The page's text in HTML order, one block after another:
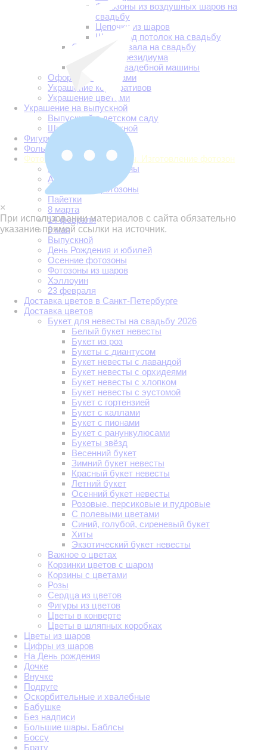
Фотозоны из воздушных шаров на
свадьбу
Цепочки из шаров
Шары под потолок на свадьбу
Оформление зала на свадьбу
Украшение президиума
Украшение свадебной машины
Оформление шарами
Украшение корпоративов
Украшение цветами
Украшение на выпускной
Выпускной в детском саду
Школьный выпускной
Фигуры из шаров
Фольгированные шары
Фотозоны. Аренда фотозон. Изготовление фотозон
Новогодние фотозоны
Аренда фотозон
Свадебные фотозоны
Пайетки
8 марта
14 февраля
9 мая
Выпускной
День Рождения и юбилей
Осенние фотозоны
Фотозоны из шаров
Хэллоуин
23 февраля
Доставка цветов в Санкт-Петербурге
Доставка цветов
Букет для невесты на свадьбу 2026
Белый букет невесты
Букет из роз
Букеты с диантусом
Букет невесты с лавандой
Букет невесты с орхидеями
Букет невесты с хлопком
Букет невесты с эустомой
Букет с гортензией
Букет с каллами
Букет с пионами
Букет с ранункулюсами
Букеты звёзд
Весенний букет
Зимний букет невесты
Красный букет невесты
Летний букет
Осенний букет невесты
Розовые, персиковые и пудровые
С полевыми цветами
Синий, голубой, сиреневый букет
Хиты
Экзотический букет невесты
Важное о цветах
Корзинки цветов с шаром
Корзины с цветами
Розы
Сердца из цветов
Фигуры из цветов
Цветы в конверте
Цветы в шляпных коробках
Цветы из шаров
Цифры из шаров
На День рождения
Дочке
Внучке
Подруге
Оскорбительные и хвалебные
Бабушке
Без надписи
Большие шары. Баблсы
Боссу
Брату
×
При использовании материалов с сайта обязательно
указание прямой ссылки на источник.